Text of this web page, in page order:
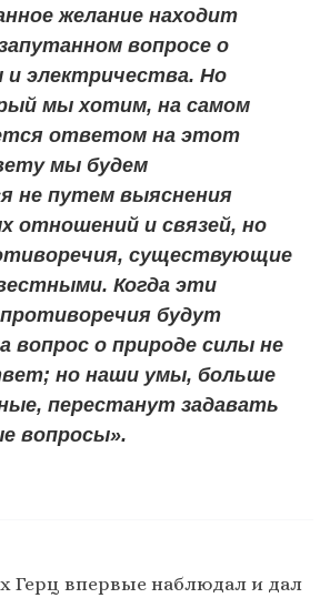
желание находит
вопросе о
и электричества. Но
мы хотим, на самом
ответом на этот
мы будем
не путем выяснения
отношений и связей, но
существующие
Когда эти
будут
вопрос о природе силы не
но наши умы, больше
перестанут задавать
вопросы».
Герц впервые наблюдал и дал